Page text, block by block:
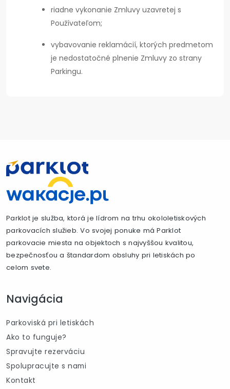
riadne vykonanie Zmluvy uzavretej s
Používateľom;
vybavovanie reklamácií, ktorých predmetom
je nedostatočné plnenie Zmluvy zo strany
Parkingu.
Parklot je služba, ktorá je lídrom na trhu okololetiskových
parkovacích služieb. Vo svojej ponuke má Parklot
parkovacie miesta na objektoch s najvyššou kvalitou,
bezpečnosťou a štandardom obsluhy pri letiskách po
celom svete.
Navigácia
Parkoviská pri letiskách
Ako to funguje?
Spravujte rezerváciu
Spolupracujte s nami
Kontakt